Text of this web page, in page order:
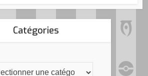
Catégories